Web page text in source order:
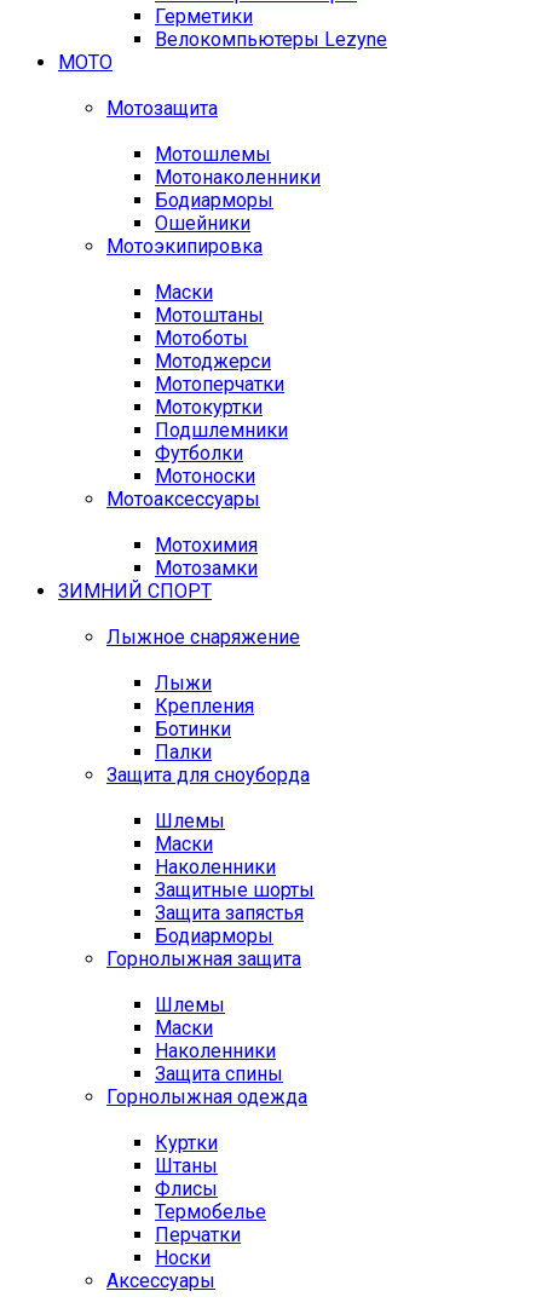
Герметики
Велокомпьютеры Lezyne
МОТО
Мотозащита
Мотошлемы
Мотонаколенники
Бодиарморы
Ошейники
Мотоэкипировка
Маски
Мотоштаны
Мотоботы
Мотоджерси
Мотоперчатки
Мотокуртки
Подшлемники
Футболки
Мотоноски
Мотоаксессуары
Мотохимия
Мотозамки
ЗИМНИЙ СПОРТ
Лыжное снаряжение
Лыжи
Крепления
Ботинки
Палки
Защита для сноуборда
Шлемы
Маски
Наколенники
Защитные шорты
Защита запястья
Бодиарморы
Горнолыжная защита
Шлемы
Маски
Наколенники
Защита спины
Горнолыжная одежда
Куртки
Штаны
Флисы
Термобелье
Перчатки
Носки
Аксессуары